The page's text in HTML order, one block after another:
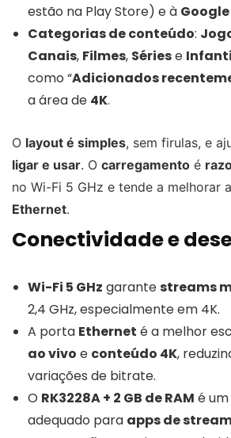
estão na Play Store) e à
Categorias de conteúdo:
Canais, Filmes, Sériese
como “Adicionados
a área de 4K.
O layout é simples, sem firulas, e
ligar e usar. O carregamento é
no Wi-Fi 5 GHz e tende a melhorar
Ethernet.
Conectividade e
Wi-Fi 5 GHz garantestreams
2,4 GHz, especialmente em 4K.
A porta Ethernet é a melhor
ao vivo e conteúdo 4K,
variações de bitrate.
O RK3228A + 2 GB de RAM é
adequado para apps de